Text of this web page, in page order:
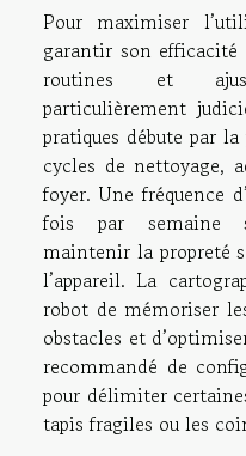
Pour maximiser
garantir son
routines et
particulièrement
pratiques débute par
cycles de nettoyage,
foyer. Une fréquence
fois par semaine
maintenir la propreté
l’appareil. La
robot de mémoriser
obstacles et
recommandé de
pour délimiter
tapis fragiles ou les